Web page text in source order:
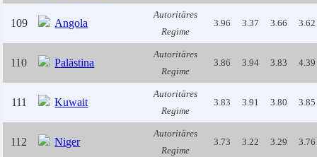
109 Angola
Autoritäres
Regime
3.96 3.37 3.66 3.62
110 Palästina
Autoritäres
Regime
3.86 3.94 3.83 4.39
111 Kuwait
Autoritäres
Regime
3.83 3.91 3.80 3.85
112 Niger
Autoritäres
Regime
3.73 3.22 3.29 3.76